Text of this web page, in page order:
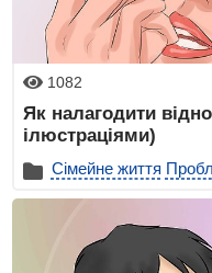
1082
Як налагодити
ілюстраціями)
Сімейне життя